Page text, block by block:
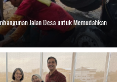
Jalan Desa untuk Memudahkan